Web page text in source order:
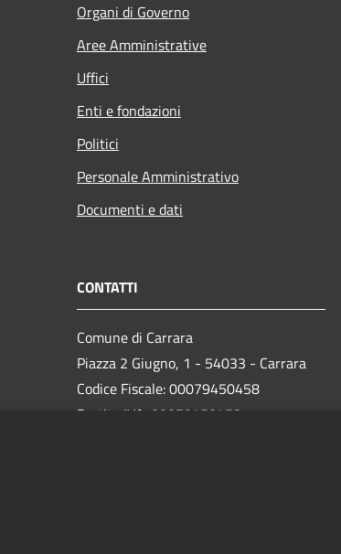
Organi di Governo
Aree Amministrative
Uffici
Enti e fondazioni
Politici
Personale Amministrativo
Documenti e dati
CONTATTI
Comune di Carrara
Piazza 2 Giugno, 1 - 54033 - Carrara
Codice Fiscale: 00079450458
Partita IVA: 00079450458